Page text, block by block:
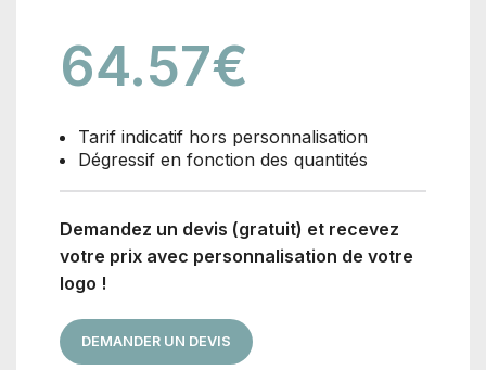
64.57€
Tarif indicatif hors personnalisation
Dégressif en fonction des quantités
Demandez un devis (gratuit) et recevez
votre prix avec personnalisation de votre
logo !
DEMANDER UN DEVIS